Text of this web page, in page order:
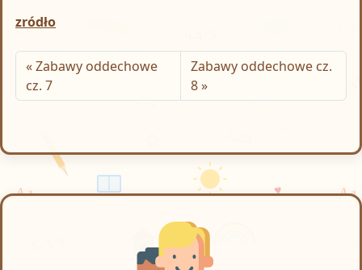
zródło
Zabawy oddechowe
cz. 7
Zabawy oddechowe cz.
8